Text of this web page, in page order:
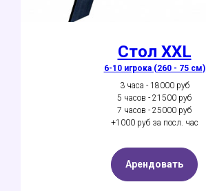
Стол XXL
6-10 игрока (260 - 75 см)
3 часа - 18000 руб
5 часов - 21500 руб
7 часов - 25000 руб
+1000 руб за посл. час
Арендовать